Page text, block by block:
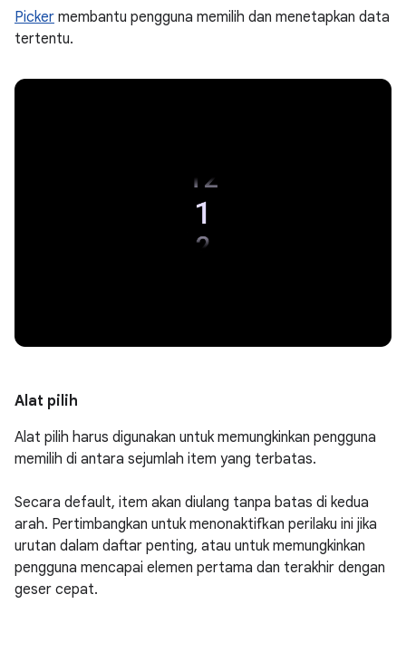
Picker membantu pengguna memilih dan menetapkan data
tertentu.
Alat pilih
Alat pilih harus digunakan untuk memungkinkan pengguna
memilih di antara sejumlah item yang terbatas.
Secara default, item akan diulang tanpa batas di kedua
arah. Pertimbangkan untuk menonaktifkan perilaku ini jika
urutan dalam daftar penting, atau untuk memungkinkan
pengguna mencapai elemen pertama dan terakhir dengan
geser cepat.